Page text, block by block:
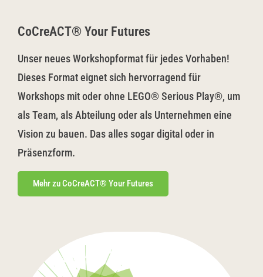
CoCreACT® Your Futures
Unser neues Workshopformat für jedes Vorhaben!
Dieses Format eignet sich hervorragend für
Workshops mit oder ohne LEGO® Serious Play®, um
als Team, als Abteilung oder als Unternehmen eine
Vision zu bauen. Das alles sogar digital oder in
Präsenzform.
Mehr zu CoCreACT® Your Futures